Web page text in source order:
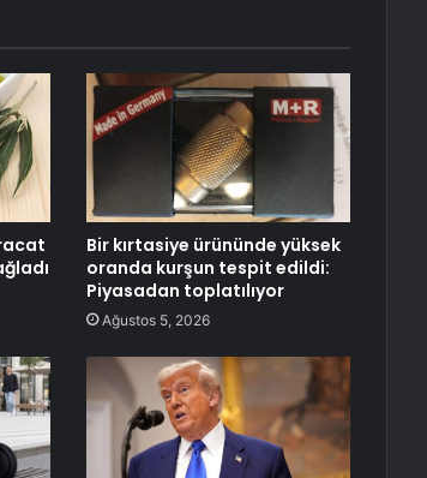
Bir kırtasiye ürününde yüksek
oranda kurşun tespit edildi:
Piyasadan toplatılıyor
Ağustos 5, 2026